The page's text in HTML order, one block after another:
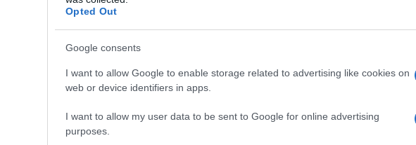
Opted Out
Google consents
I want to allow Google to enable storage related to advertising like cookies on
web or device identifiers in apps.
I want to allow my user data to be sent to Google for online advertising
purposes.
per la crescita e lo sviluppo del feto.
nella dieta quotidiana: